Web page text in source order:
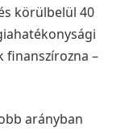
körülbelül 40
finanszírozna –
arányban